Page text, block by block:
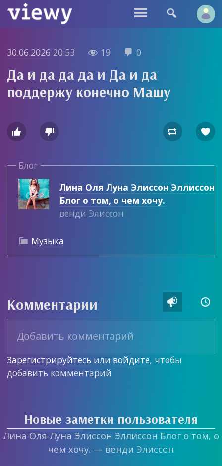
 
30.06.2026 20:53  19  0
Да и да да да и Да и да
поддержу конечно Машу
   
Блог
Лина Оля Луна Элиссон Эллиссон
Блог о том, о чем хочу.
венди Элиссон
 Музыка
Комментарии  
Зарегистрируйтесь или войдите, чтобы
добавить комментарий
Новые заметки пользователя
Лина Оля Луна Элиссон Эллиссон Блог о том, о
чем хочу. — венди Элиссон